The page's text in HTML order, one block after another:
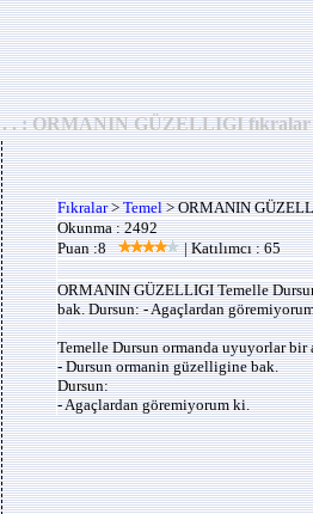
. . : ORMANIN GÜZELLIGI fıkralar
Fıkralar>Temel> ORMANIN
Okunma : 2492
Puan :8
| Katılımcı : 65
ORMANIN GÜZELLIGI Temelle
bak. Dursun: - Agaçlardan
Temelle Dursun ormanda uyuyorlar bir
- Dursun ormanin güzelligine bak.
Dursun:
- Agaçlardan göremiyorum ki.